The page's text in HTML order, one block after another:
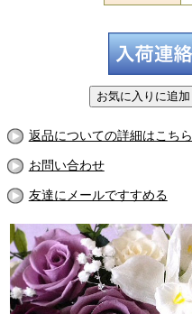
返品についての詳細はこちら
お問い合わせ
友達にメールですすめる